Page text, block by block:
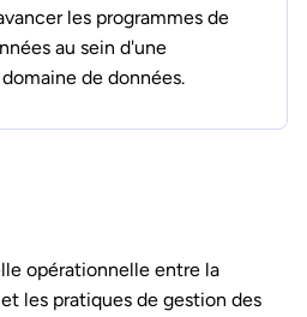
les programmes de
au sein d'une
de données.
opérationnelle entre la
les pratiques de gestion des